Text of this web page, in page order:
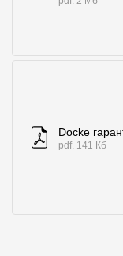
Docke
pdf. 141 Кб